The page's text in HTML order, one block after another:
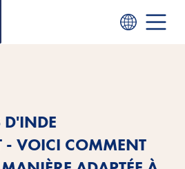
D'INDE
- VOICI COMMENT